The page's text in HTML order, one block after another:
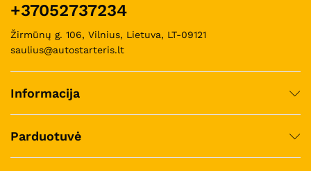
+37052737234
Žirmūnų g. 106, Vilnius, Lietuva, LT-09121
saulius@autostarteris.lt
Informacija
Parduotuvė